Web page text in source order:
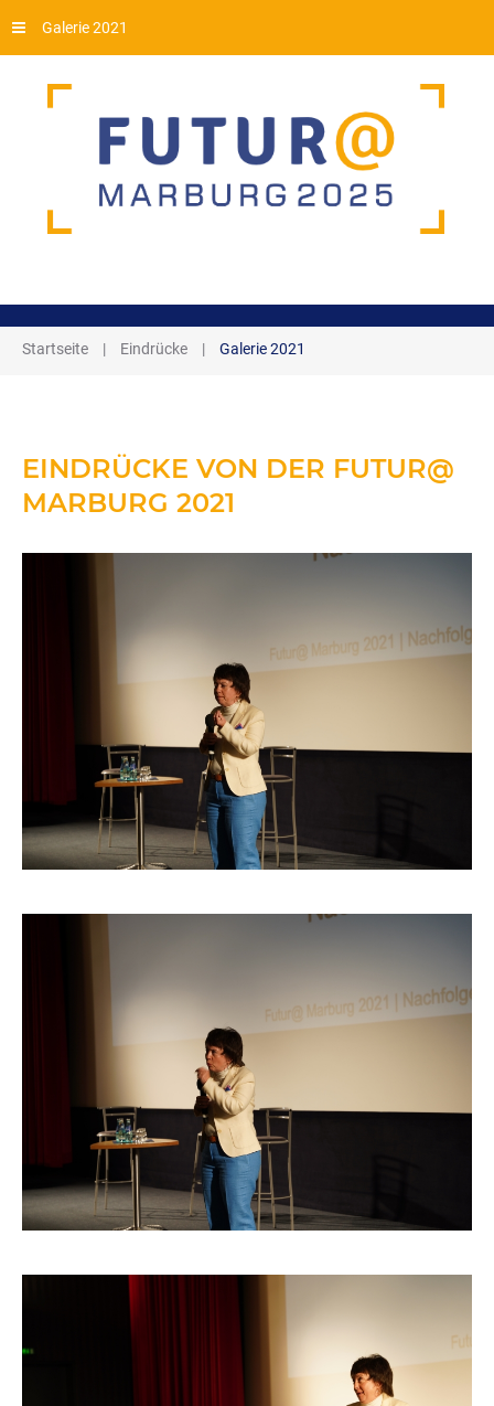
Galerie 2021
Startseite | Eindrücke | Galerie 2021
EINDRÜCKE VON DER FUTUR@
MARBURG 2021